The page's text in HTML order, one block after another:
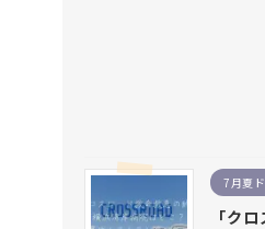
7月夏
「ク